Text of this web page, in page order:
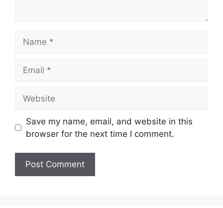
Save my name, email, and website in this
browser for the next time I comment.